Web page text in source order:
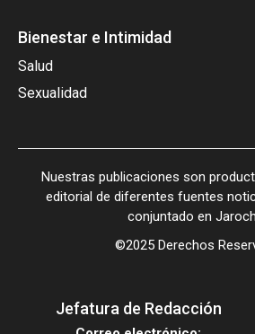
Bienestar e Intimidad
Salud
Sexualidad
Nuestras publicaciones son
editorial de diferentes fuentes
conjuntado en
©2025 Derechos
Jefatura de Redacción